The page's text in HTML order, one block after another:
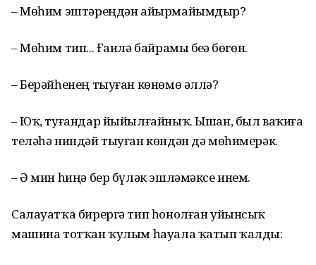
– Мөһим эштәреңдән айырмайымдыр?
– Мөһим тип... Ғаилә байрамы беҙҙә бөгөн.
– Берәйһенең тыуған көнөмө әллә?
– Юҡ, туғандар йыйылғайныҡ. Ышан, был ваҡиға
теләһә ниндәй тыуған көндән дә мөһимерәк.
– Ә мин һиңә бер бүләк эшләмәксе инем.
Салауатҡа бирергә тип һонолған уйынсыҡ
машина тотҡан ҡулым һауала ҡатып ҡалды: